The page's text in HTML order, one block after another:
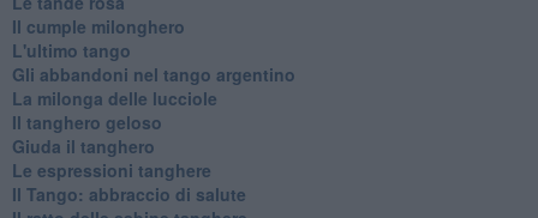
Il cumple milonghero
L'ultimo tango
Gli abbandoni nel tango argentino
La milonga delle lucciole
Il tanghero geloso
Giuda il tanghero
Le espressioni tanghere
Il Tango: abbraccio di salute